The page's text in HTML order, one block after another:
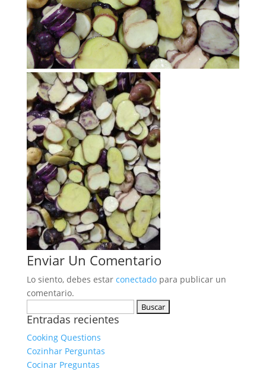
Enviar Un Comentario
Lo siento, debes estar conectadopara publicar un
comentario.
Entradas recientes
Cooking Questions
Cozinhar Perguntas
Cocinar Preguntas